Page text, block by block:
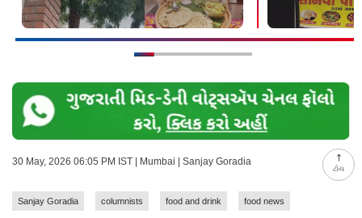
ટોચ
30 May, 2026 06:05 PM IST | Mumbai | Sanjay Goradia
Sanjay Goradia columnists food and drink food news